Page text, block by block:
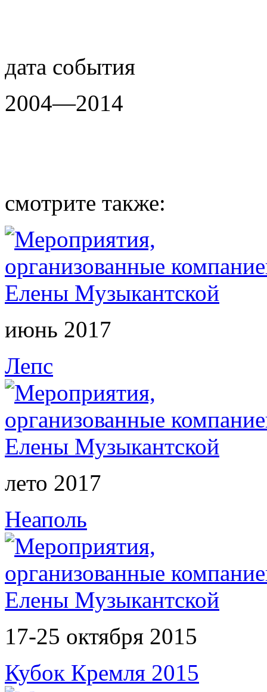
дата события
2004—2014
смотрите также:
июнь 2017
Лепс
лето 2017
Неаполь
17-25 октября 2015
Кубок Кремля 2015